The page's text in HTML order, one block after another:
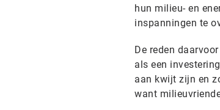
hun milieu- en
inspanningen te
De reden
als een
aan kwijt zijn en
want